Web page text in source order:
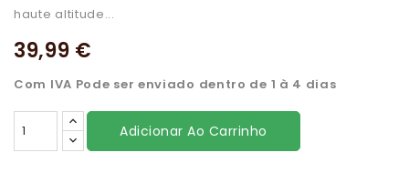
haute altitude...
39,99 €
Com IVA Pode ser enviado dentro de 1 à 4 dias
Adicionar Ao Carrinho